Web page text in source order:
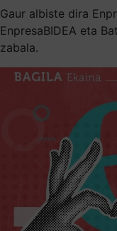
Gaur albiste dira
EnpresaBIDEA eta
zabala.